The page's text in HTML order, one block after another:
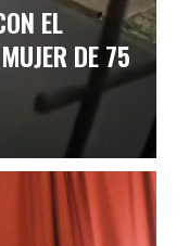
EL
DE 75